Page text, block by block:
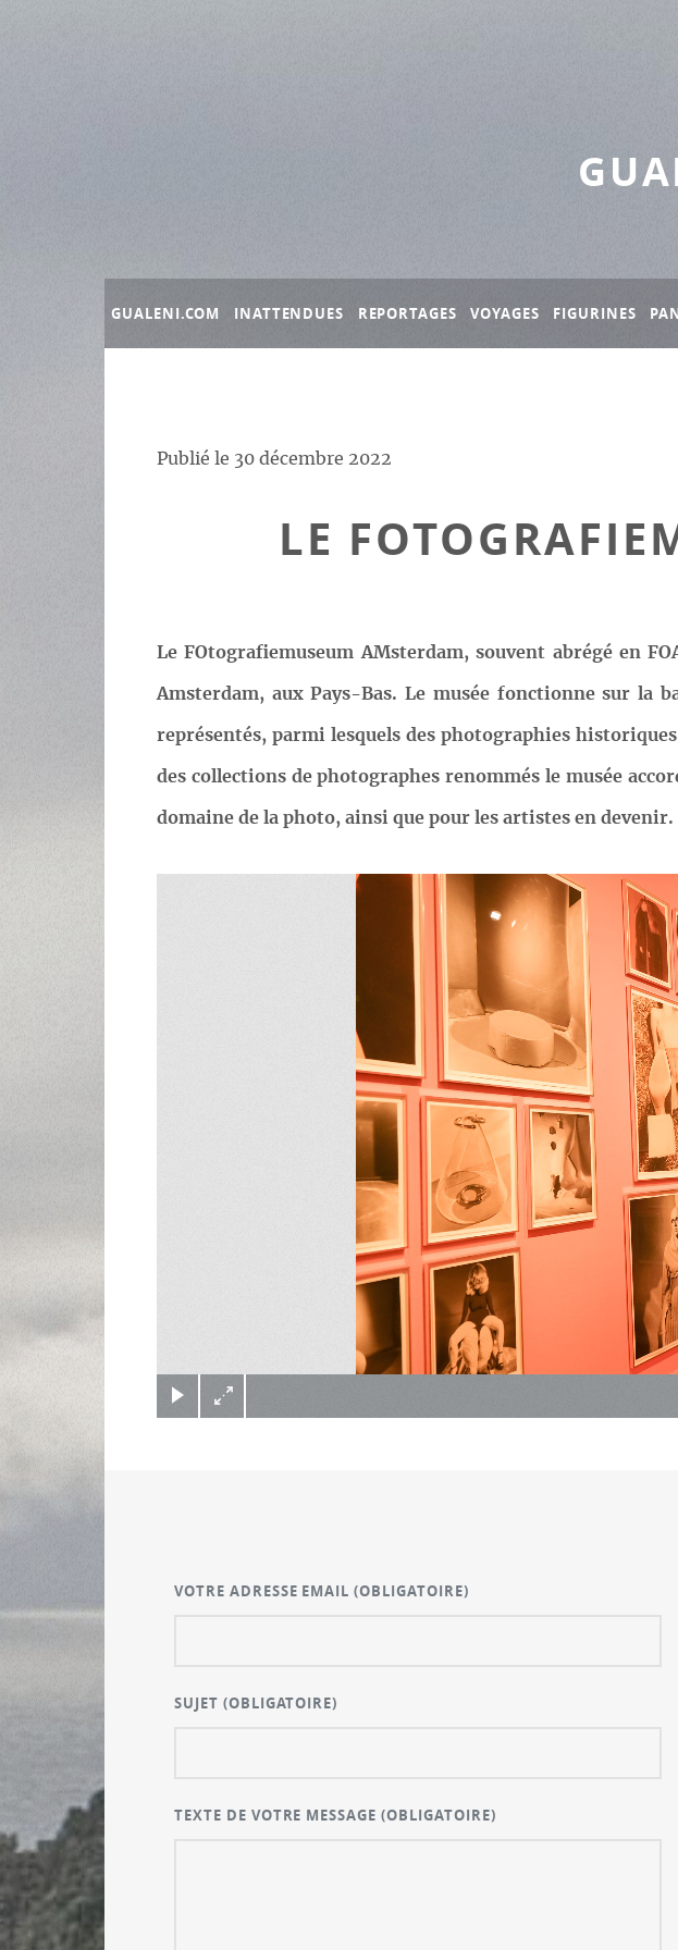
GUALENI.COM INATTENDUES REPORTAGES VOYAGES FIGURINES
Publié le 30 décembre 2022
LE
Le FOtografiemuseum AMsterdam, souvent abrégé en
Amsterdam, aux Pays-Bas. Le musée fonctionne sur la
représentés, parmi lesquels des photographies
des collections de photographes renommés le musée
domaine de la photo, ainsi que pour les artistes en devenir.
VOTRE ADRESSE EMAIL(OBLIGATOIRE)
SUJET (OBLIGATOIRE)
TEXTE DE VOTRE MESSAGE(OBLIGATOIRE)